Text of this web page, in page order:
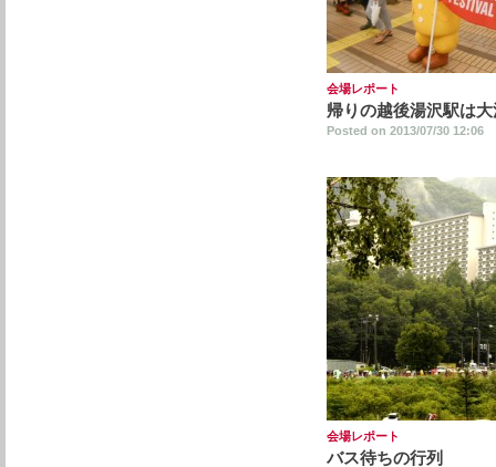
会場レポート
帰りの越後湯沢駅は
Posted on 2013/07/30 12:06
会場レポート
バス待ちの行列